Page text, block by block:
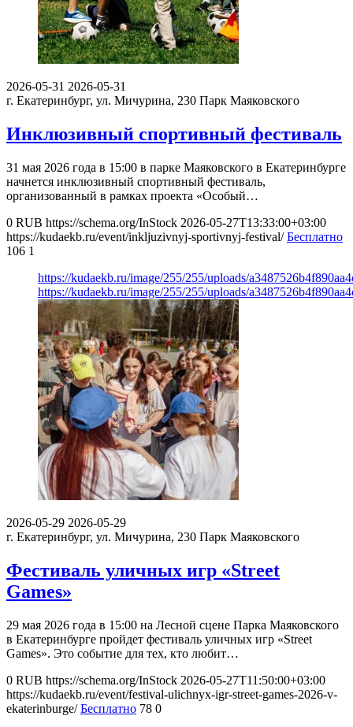
2026-05-31 2026-05-31
г. Екатеринбург, ул. Мичурина, 230 Парк Маяковского
Инклюзивный спортивный фестиваль
31 мая 2026 года в 15:00 в парке Маяковского в Екатеринбурге
начнется инклюзивный спортивный фестиваль,
организованный в рамках проекта «Особый…
0 RUB https://schema.org/InStock 2026-05-27T13:33:00+03:00
https://kudaekb.ru/event/inkljuzivnyj-sportivnyj-festival/ Бесплатно
106 1
https://kudaekb.ru/image/255/255/uploads/
https://kudaekb.ru/image/255/255/uploads/
2026-05-29 2026-05-29
г. Екатеринбург, ул. Мичурина, 230 Парк Маяковского
Фестиваль уличных игр «Street
Games»
29 мая 2026 года в 15:00 на Лесной сцене Парка Маяковского
в Екатеринбурге пройдет фестиваль уличных игр «Street
Games». Это событие для тех, кто любит…
0 RUB https://schema.org/InStock 2026-05-27T11:50:00+03:00
https://kudaekb.ru/event/festival-ulichnyx-igr-street-games-2026-v-
ekaterinburge/ Бесплатно 78 0